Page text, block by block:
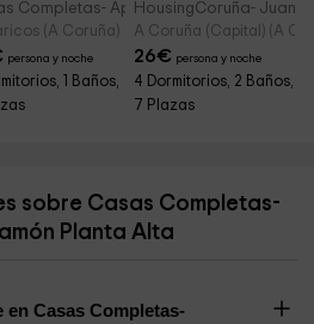
Casa Gorrión 2
Completas- Apartamentos Casa
(A Coruña)
persona y noche
1 Baños,
HousingCoruña- Juan
A Coruña (Capital) (A
26€ persona y noche
4 Dormitorios, 2 Baños,
7 Plazas
sobre Casas Completas-
Planta Alta
en Casas Completas-